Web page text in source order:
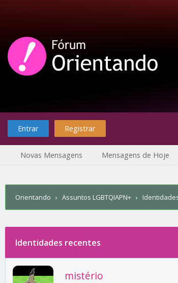
Entrar Registrar
Novas Mensagens Mensagens de Hoje
Orientando › Assuntos LGBTQIAPN+ ›
Identidades recentes
mistério